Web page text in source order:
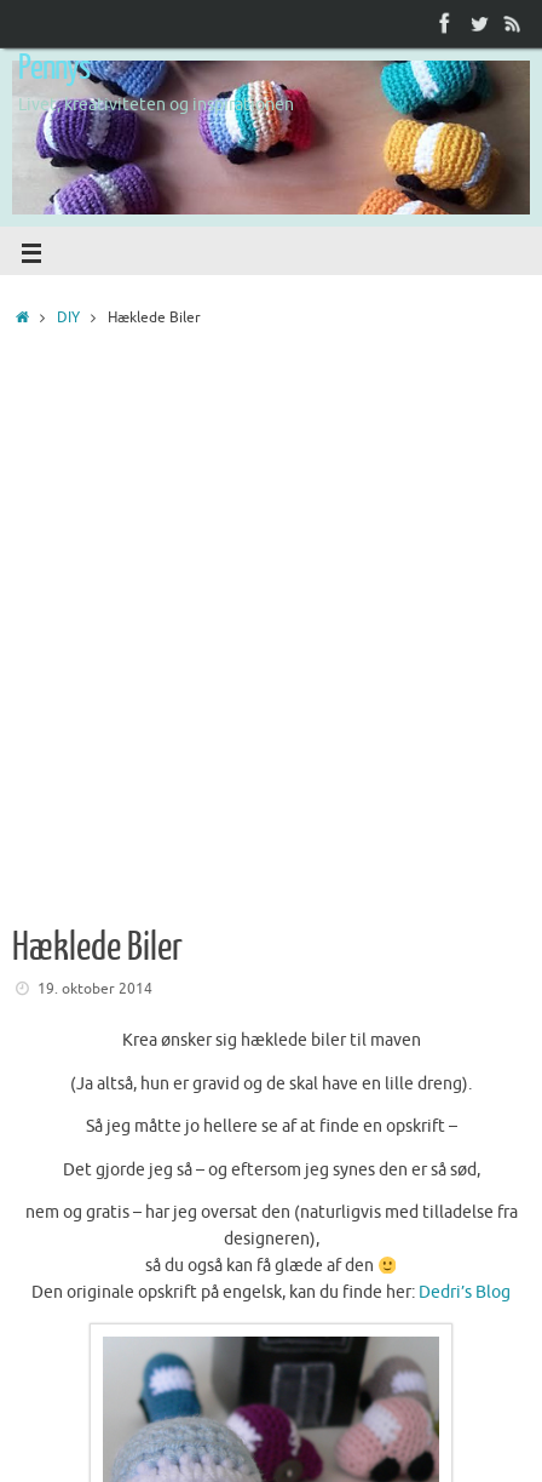
Pennys
Livet, kreativiteten og inspirationen
DIY Hæklede Biler
Hæklede Biler
19. oktober 2014
Krea ønsker sig hæklede biler til maven
(Ja altså, hun er gravid og de skal have en lille dreng).
Så jeg måtte jo hellere se af at finde en opskrift –
Det gjorde jeg så – og eftersom jeg synes den er så sød,
nem og gratis – har jeg oversat den (naturligvis med tilladelse fra
designeren),
så du også kan få glæde af den
Den originale opskrift på engelsk, kan du finde her: Dedri’s Blog